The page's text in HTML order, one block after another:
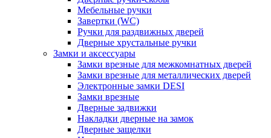
Мебельные ручки
Завертки (WC)
Ручки для раздвижных дверей
Дверные хрустальные ручки
Замки и аксессуары
Замки врезные для межкомнатных дверей
Замки врезные для металлических дверей
Электронные замки DESI
Замки врезные
Дверные задвижки
Накладки дверные на замок
Дверные защелки